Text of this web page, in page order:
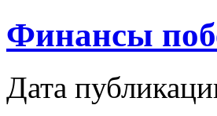
Финансы
Дата